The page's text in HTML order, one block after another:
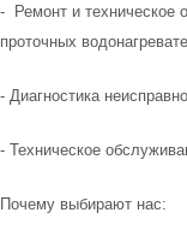
- Ремонт и техническое
проточных
- Диагностика
- Техническое
Почему выбирают нас: